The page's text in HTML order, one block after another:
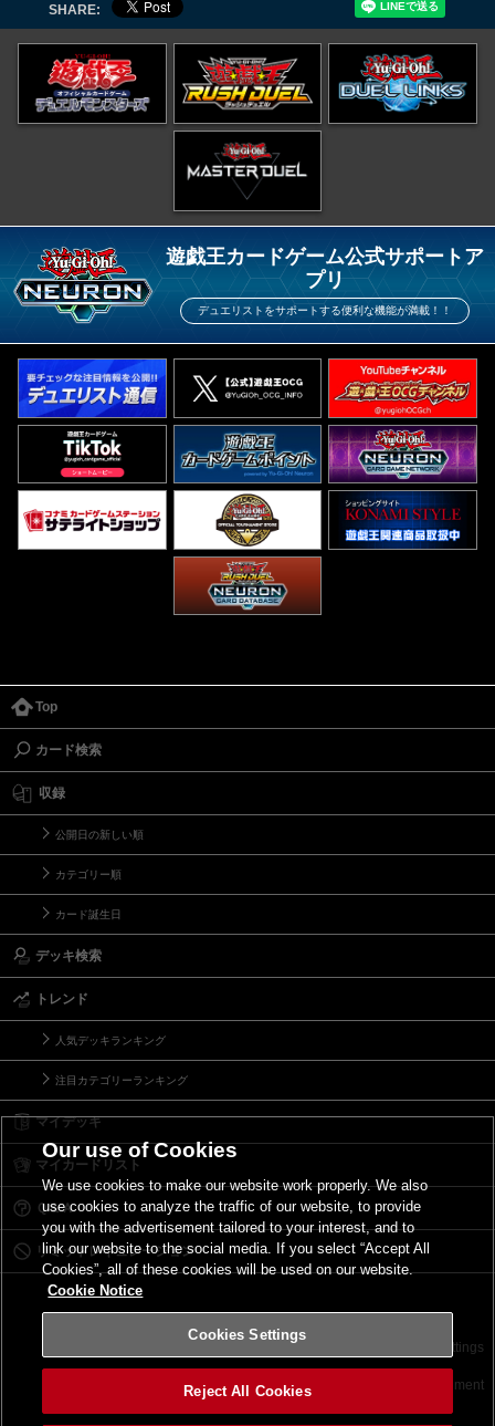
SHARE:
遊戯王カードゲーム公式サポートア
プリ
デュエリストをサポートする便利な機能が満載！！
Top
カード検索
収録
公開日の新しい順
カテゴリー順
カード誕生日
デッキ検索
トレンド
人気デッキランキング
注目カテゴリーランキング
マイデッキ
マイカードリスト
Ｑ＆Ａ
リミットレギュレーション
サイトポリシー Cookies Settings
©2026 Konami Digital Entertainment
Our use of Cookies
We use cookies to make our website work properly. We also
use cookies to analyze the traffic of our website, to provide
you with the advertisement tailored to your interest, and to
link our website to the social media. If you select “Accept All
Cookies”, all of these cookies will be used on our website.
Cookie Notice
Cookies Settings
Reject All Cookies